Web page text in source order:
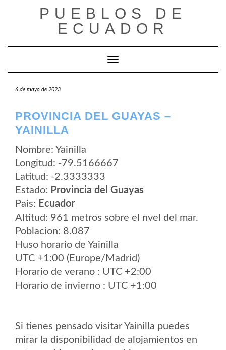
PUEBLOS DE
ECUADOR
Cambiar modo de navegación
6 de mayo de 2023
PROVINCIA DEL GUAYAS –
YAINILLA
Nombre: Yainilla
Longitud: -79.5166667
Latitud: -2.3333333
Estado: Provincia del Guayas
Pais: Ecuador
Altitud: 961 metros sobre el nvel del mar.
Poblacion: 8.087
Huso horario de Yainilla
UTC +1:00 (Europe/Madrid)
Horario de verano : UTC +2:00
Horario de invierno : UTC +1:00
Si tienes pensado visitar Yainilla puedes
mirar la disponibilidad de alojamientos en